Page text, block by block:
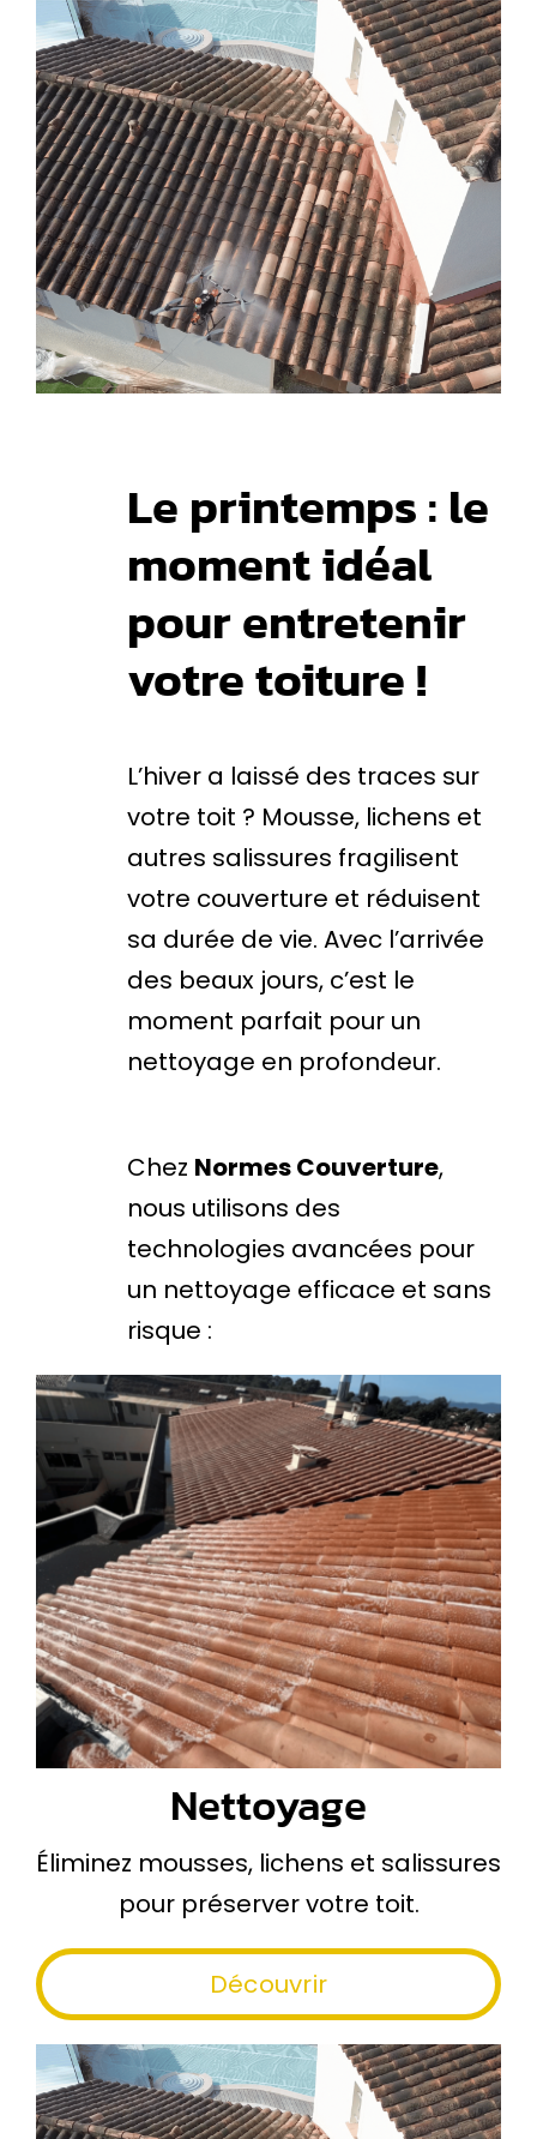
Voir
l'image
agrandie
Le printemps : le
moment idéal
pour entretenir
votre toiture !
L’hiver a laissé des traces sur
votre toit ? Mousse, lichens et
autres salissures fragilisent
votre couverture et réduisent
sa durée de vie. Avec l’arrivée
des beaux jours, c’est le
moment parfait pour un
nettoyage en profondeur.
Chez Normes Couverture,
nous utilisons des
technologies avancées pour
un nettoyage efficace et sans
risque :
Nettoyage
Éliminez mousses, lichens et salissures
pour préserver votre toit.
Découvrir